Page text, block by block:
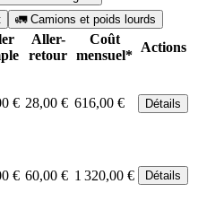
🚛 Camions et poids lourds
Aller-
retour
Coût
mensuel*
Actions
€ 28,00 € 616,00 € Détails
€ 60,00 € 1 320,00 € Détails